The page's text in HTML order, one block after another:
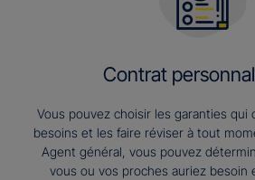
Contrat
Vous pouvez choisir les garanties qui
besoins et les faire réviser à tout
Agent général, vous pouvez
vous ou vos proches auriez besoin